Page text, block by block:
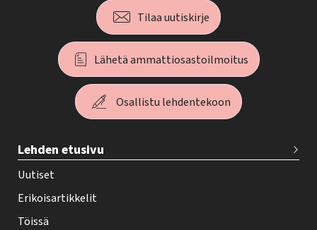
Tilaa uutiskirje
Lähetä ammattiosastoilmoitus
Osallistu lehdentekoon
e
h
y
-
Lehden etusivu
Uutiset
Erikoisartikkelit
Töissä